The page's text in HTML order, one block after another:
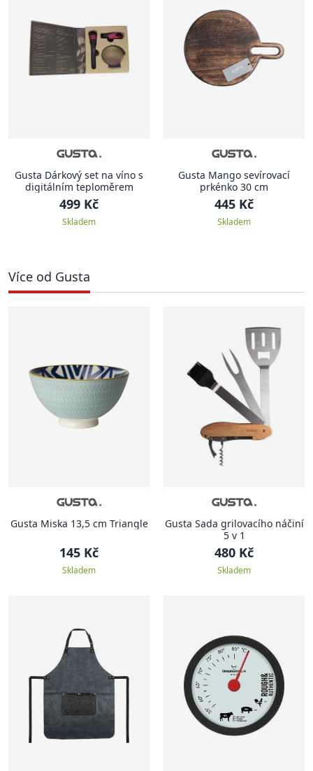
Gusta Dárkový set na víno s
digitálním teploměrem
499 Kč
Skladem
Gusta Mango sevírovací
prkénko 30 cm
445 Kč
Skladem
Více od Gusta
Gusta Miska 13,5 cm Triangle
145 Kč
Skladem
Gusta Sada grilovacího náčiní
5 v 1
480 Kč
Skladem